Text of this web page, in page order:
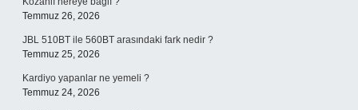
Temmuz 26, 2026
JBL 510BT ile 560BT arasındaki fark nedir ?
Temmuz 25, 2026
Kardiyo yapanlar ne yemeli ?
Temmuz 24, 2026